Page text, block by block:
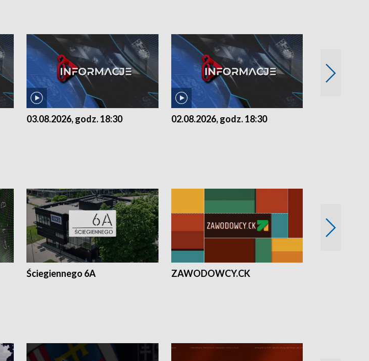
03.08.2026, godz. 18:30 02.08.2026, godz. 18:30
Ściegiennego 6A ZAWODOWCY.CK